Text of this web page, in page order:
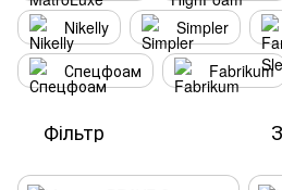
Nikelly
Simpler
Спецфоам
Fabrikum
Фільтр